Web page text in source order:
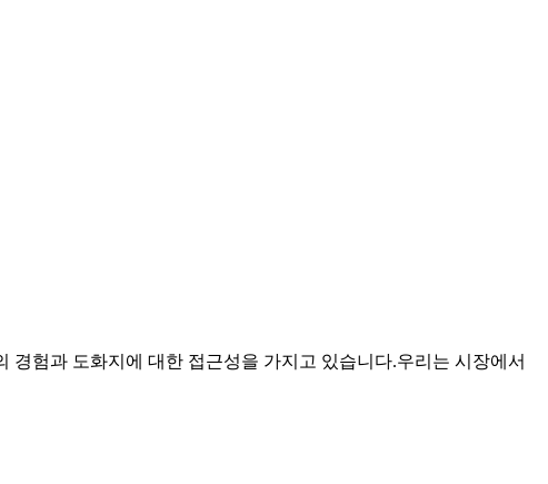
경험과 도화지에 대한 접근성을 가지고 있습니다.우리는 시장에서